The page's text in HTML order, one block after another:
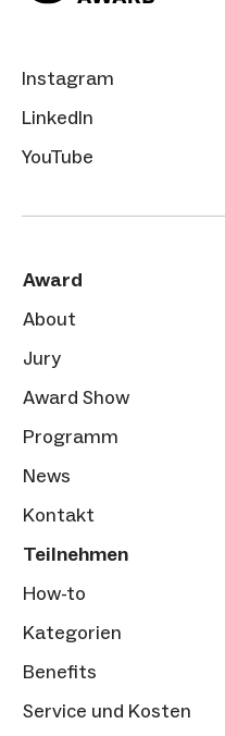
Instagram
LinkedIn
YouTube
Award
About
Jury
Award Show
Programm
News
Kontakt
Teilnehmen
How-to
Kategorien
Benefits
Service und Kosten